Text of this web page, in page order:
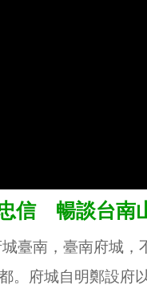
信 暢談台南
臺南，臺南府城
。府城自明鄭設府